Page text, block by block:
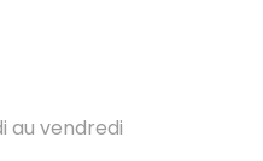
au vendredi